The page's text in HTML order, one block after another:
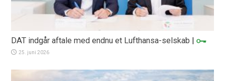
DAT indgår aftale med endnu et Lufthansa-selskab |
25. juni 2026